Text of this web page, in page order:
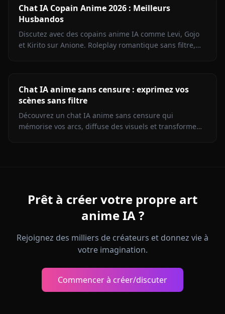
Chat IA Copain Anime 2026 : Meilleurs
Husbandos
Discutez avec des copains anime IA comme Levi, Gojo
et Kirito sur Anione. Roleplay romantique sans filtre,
Chat IA anime sans censure : exprimez vos
scènes sans filtre
Découvrez un chat IA anime sans censure qui
mémorise vos arcs, diffuse des visuels et transforme
Prêt à créer votre propre art
anime IA ?
Rejoignez des milliers de créateurs et donnez vie à
votre imagination.
Commencer à créer/discuter